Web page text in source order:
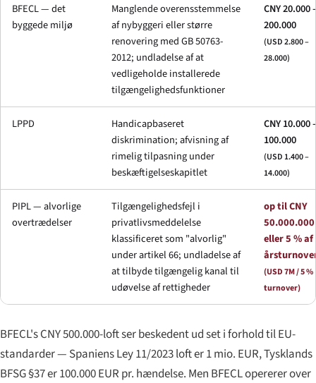
BFECL — det
byggede miljø
Manglende overensstemmelse
af nybyggeri eller større
renovering med GB 50763-
2012; undladelse af at
vedligeholde installerede
tilgængeligheds­funktioner
CNY 20.000
200.000
(USD 2.800 –
28.000)
LPPD
Handicapbaseret
diskrimination; afvisning af
rimelig tilpasning under
beskæftigelseskapitlet
CNY 10.000
100.000
(USD 1.400 –
14.000)
PIPL — alvorlige
overtrædelser
Tilgængeligheds­fejl i
privatlivs­meddelelse
klassificeret som "alvorlig"
under artikel 66; undladelse af
at tilbyde tilgængelig kanal til
udøvelse af rettigheder
op til CNY
50.000.000
eller 5 % af
(USD 7M / 5 %
turnover)
BFECL's CNY 500.000-loft ser beskedent ud set i forhold til EU-
standarder — Spaniens Ley 11/2023 loft er 1 mio. EUR, Tysklands
BFSG§37 er 100.000 EUR pr. hændelse. Men BFECL opererer over